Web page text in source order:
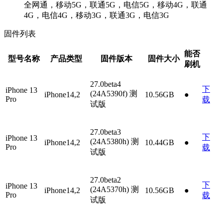
全网通，移动5G，联通5G，电信5G，移动4G，联通
4G，电信4G，移动3G，联通3G，电信3G
固件列表
型号名称 产品类型 固件版本 固件大小
能否
刷机
iPhone 13
Pro
iPhone14,2
27.0beta4
(24A5390f) 测
试版
10.56GB ●
下
载
iPhone 13
Pro
iPhone14,2
27.0beta3
(24A5380h) 测
试版
10.44GB ●
下
载
iPhone 13
Pro
iPhone14,2
27.0beta2
(24A5370h) 测
试版
10.56GB ●
下
载